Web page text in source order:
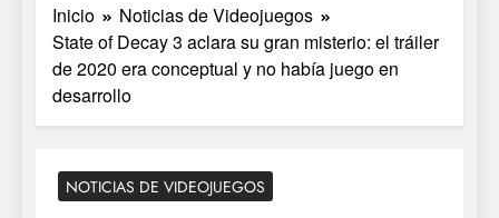
Inicio
Noticias de Videojuegos
State of Decay 3 aclara su gran misterio: el tráiler
de 2020 era conceptual y no había juego en
desarrollo
NOTICIAS DE VIDEOJUEGOS